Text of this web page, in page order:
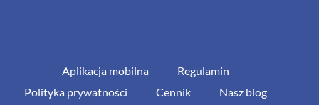
Aplikacja mobilna
Regulamin
Polityka prywatności
Cennik
Nasz blog